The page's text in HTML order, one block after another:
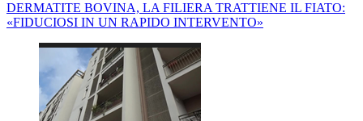
DERMATITE BOVINA, LA FILIERA TRATTIENE IL FIATO:
«FIDUCIOSI IN UN RAPIDO INTERVENTO»